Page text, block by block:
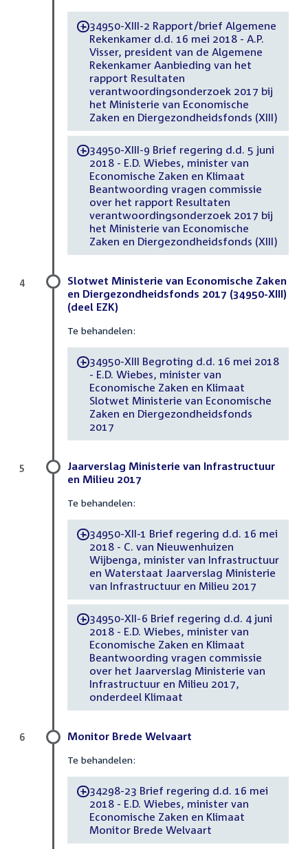
-34950-XIII-2 Rapport/brief Algemene
Rekenkamer d.d. 16 mei 2018 - A.P.
Visser, president van de Algemene
Rekenkamer Aanbieding van het
rapport Resultaten
verantwoordingsonderzoek 2017 bij
het Ministerie van Economische
Zaken en Diergezondheidsfonds (XIII)
-34950-XIII-9 Brief regering d.d. 5 juni
2018 - E.D. Wiebes, minister van
Economische Zaken en Klimaat
Beantwoording vragen commissie
over het rapport Resultaten
verantwoordingsonderzoek 2017 bij
het Ministerie van Economische
Zaken en Diergezondheidsfonds (XIII)
Slotwet Ministerie van Economische Zaken
en Diergezondheidsfonds 2017 (34950-XIII)
(deel EZK)
Te behandelen:
-34950-XIII Begroting d.d. 16 mei 2018
- E.D. Wiebes, minister van
Economische Zaken en Klimaat
Slotwet Ministerie van Economische
Zaken en Diergezondheidsfonds
2017
4
Jaarverslag Ministerie van Infrastructuur
en Milieu 2017
Te behandelen:
-34950-XII-1 Brief regering d.d. 16 mei
2018 - C. van Nieuwenhuizen
Wijbenga, minister van Infrastructuur
en Waterstaat Jaarverslag Ministerie
van Infrastructuur en Milieu 2017
-34950-XII-6 Brief regering d.d. 4 juni
2018 - E.D. Wiebes, minister van
Economische Zaken en Klimaat
Beantwoording vragen commissie
over het Jaarverslag Ministerie van
Infrastructuur en Milieu 2017,
onderdeel Klimaat
5
Monitor Brede Welvaart
Te behandelen:
-34298-23 Brief regering d.d. 16 mei
2018 - E.D. Wiebes, minister van
Economische Zaken en Klimaat
Monitor Brede Welvaart
6